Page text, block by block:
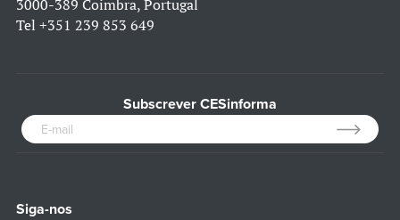
3000-389 Coimbra, Portugal
Tel +351 239 853 649
Subscrever CESinforma
Siga-nos